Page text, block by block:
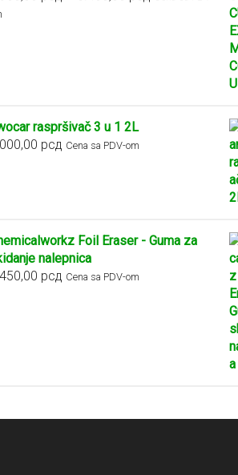
raspršivač 3 u 1 2L
рсд Cena sa PDV-om
Foil Eraser - Guma za
nalepnica
рсд Cena sa PDV-om